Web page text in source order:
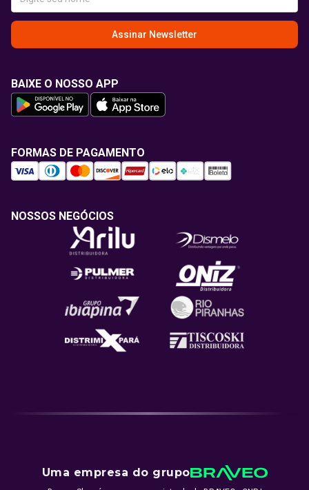
Assinar Newsletter
BAIXE O NOSSO APP
FORMAS DE PAGAMENTO
NOSSOS NEGÓCIOS
Uma empresa do grupo